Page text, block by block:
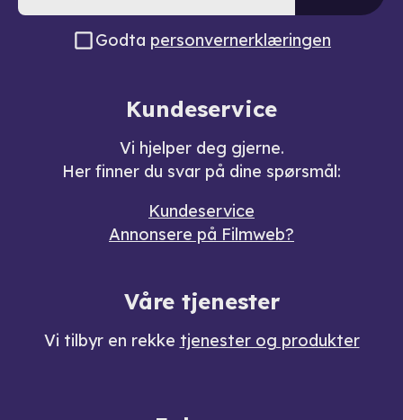
Godta personvernerklæringen
Kundeservice
Vi hjelper deg gjerne.
Her finner du svar på dine spørsmål:
Kundeservice
Annonsere på Filmweb?
Våre tjenester
Vi tilbyr en rekke tjenester og produkter